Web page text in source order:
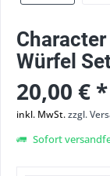
Character
Würfel
20,00 € *
inkl. MwSt.zzgl.
Sofort